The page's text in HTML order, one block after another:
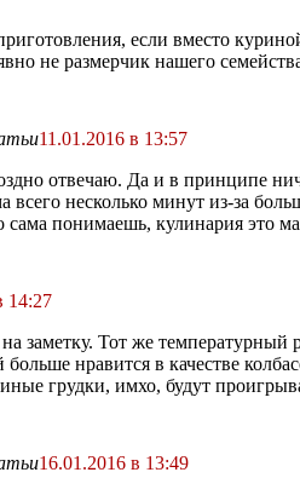
если вместо
не размерчик нашего
11.01.2016 в 13:57
отвечаю. Да и в принципе
всего несколько минут из-за
сама понимаешь, кулинария это
14:27
на заметку. Тот же
нравится в качестве
грудки, имхо, будут
16.01.2016 в 13:49